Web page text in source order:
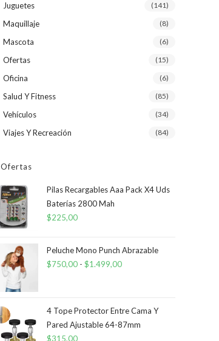
Juguetes (141)
Maquillaje (8)
Mascota (6)
Ofertas (15)
Oficina (6)
Salud Y Fitness (85)
Vehículos (34)
Viajes Y Recreación (84)
Ofertas
Pilas Recargables Aaa Pack X4 Uds
Baterías 2800 Mah
$225,00
Peluche Mono Punch Abrazable
$750,00 - $1.499,00Rango
desde
$750,00
4 Tope Protector Entre Cama Y
Pared Ajustable 64-87mm
$315,00